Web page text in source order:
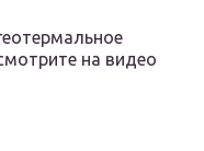
на видео